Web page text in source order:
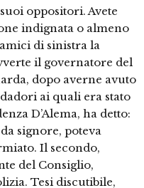
oppositori. Avete
indignata o almeno
di sinistra la
il governatore del
dopo averne avuto
ai quali era stato
D’Alema, ha detto:
signore, poteva
Il secondo,
del Consiglio,
Tesi discutibile,